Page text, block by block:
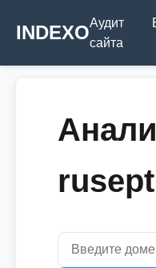
INDEXOАудит
сайта